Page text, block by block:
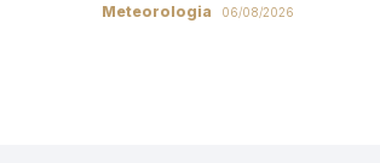
Meteorologia 06/08/2026